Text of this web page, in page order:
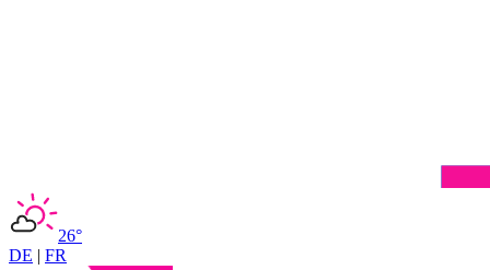
26°
DE | FR